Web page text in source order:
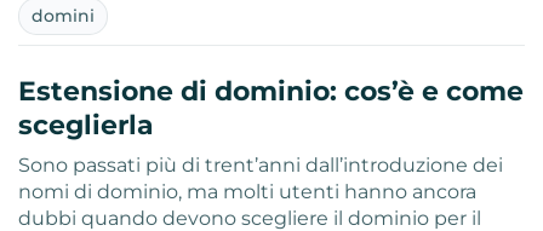
domini
Estensione di dominio: cos’è e come
sceglierla
Sono passati più di trent’anni dall’introduzione dei
nomi di dominio, ma molti utenti hanno ancora
dubbi quando devono scegliere il dominio per il